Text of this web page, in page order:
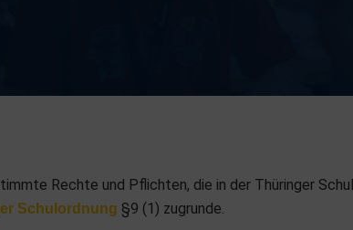
Rechte und Pflichten, die in der Thüringer
Schulordnung §9 (1) zugrunde.